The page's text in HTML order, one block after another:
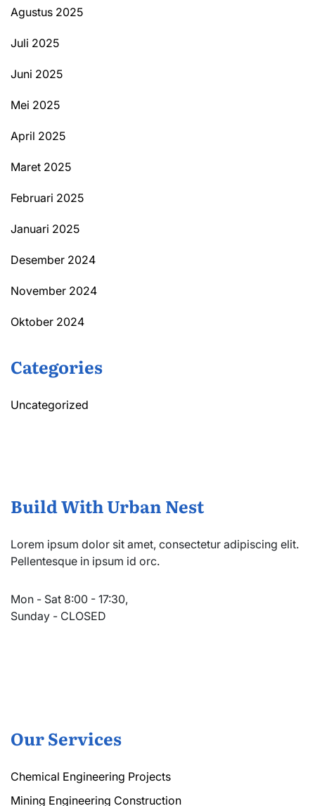
Agustus 2025
Juli 2025
Juni 2025
Mei 2025
April 2025
Maret 2025
Februari 2025
Januari 2025
Desember 2024
November 2024
Oktober 2024
Categories
Uncategorized
Build With Urban Nest
Lorem ipsum dolor sit amet, consectetur adipiscing elit.
Pellentesque in ipsum id orc.
Mon - Sat 8:00 - 17:30,
Sunday - CLOSED
Our Services
Chemical Engineering Projects
Mining Engineering Construction